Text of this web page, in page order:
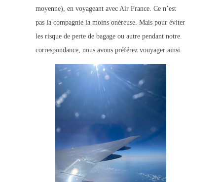
moyenne), en voyageant avec Air France. Ce n’est
pas la compagnie la moins onéreuse. Mais pour éviter
les risque de perte de bagage ou autre pendant notre.
correspondance, nous avons préférez vouyager ainsi.